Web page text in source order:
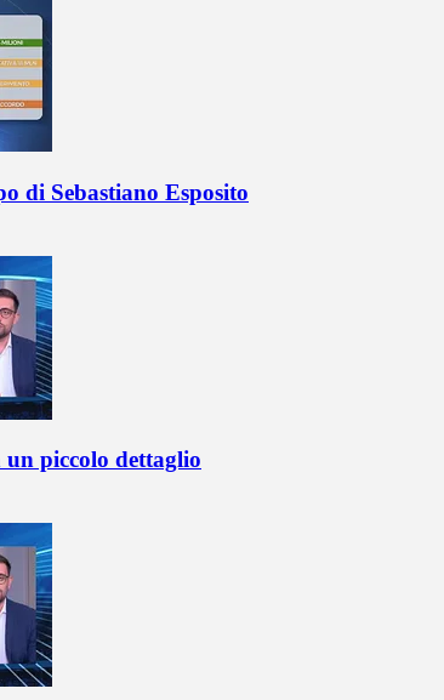
di Sebastiano Esposito
piccolo dettaglio